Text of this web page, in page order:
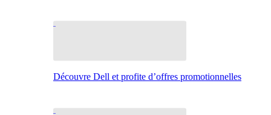
Découvre Dell et profite d’offres promotionnelles